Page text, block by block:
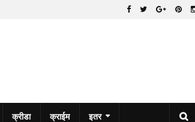
क्रीडा क्राईम इतर